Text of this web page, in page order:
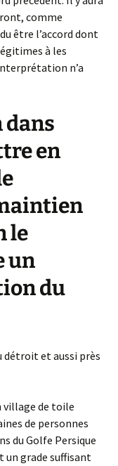
comme
être l’accord dont
à les
n’a
dans
en
le
un
du
détroit et aussi près
village de toile
de personnes
du Golfe Persique
un grade suffisant